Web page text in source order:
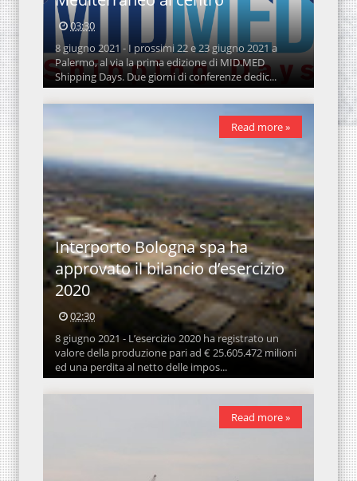
03:30
8 giugno 2021 - I prossimi 22 e 23 giugno 2021 a
Palermo, al via la prima edizione di MID.MED
Shipping Days. Due giorni di conferenze dedic...
Interporto Bologna spa ha
approvato il bilancio d’esercizio
2020
02:30
8 giugno 2021 - L’esercizio 2020 ha registrato un
valore della produzione pari ad € 25.605.472 milioni
ed una perdita al netto delle impos...
Read more »
Read more »